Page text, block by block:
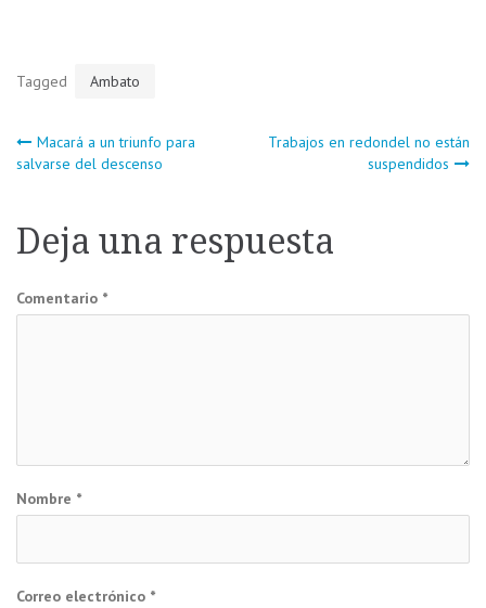
Tagged Ambato
Navegación
entradas
Macará a un triunfo para
salvarse del descenso
Trabajos en redondel no están
suspendidos
Deja una respuesta
Comentario *
Nombre *
Correo electrónico *